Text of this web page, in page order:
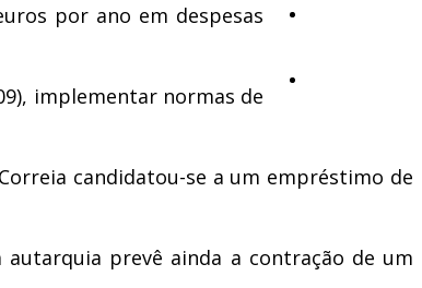
por ano em despesas
implementar normas de
candidatou-se a um empréstimo de
prevê ainda a contração de um